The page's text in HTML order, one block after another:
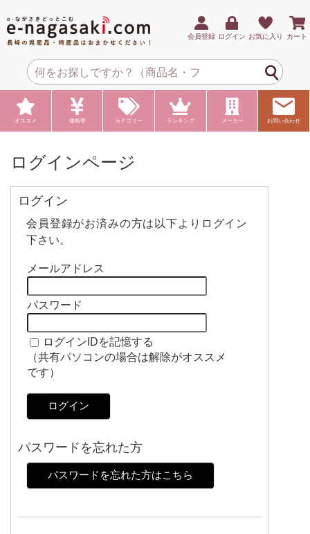
会員登録 ログイン お気に入り カート
オススメ 価格帯 カテゴリー ランキング メーカー お問い合わせ
ログインページ
ログイン
会員登録がお済みの方は以下よりログイン
下さい。
メールアドレス
パスワード
ログインIDを記憶する
（共有パソコンの場合は解除がオススメ
です）
ログイン
パスワードを忘れた方
パスワードを忘れた方はこちら